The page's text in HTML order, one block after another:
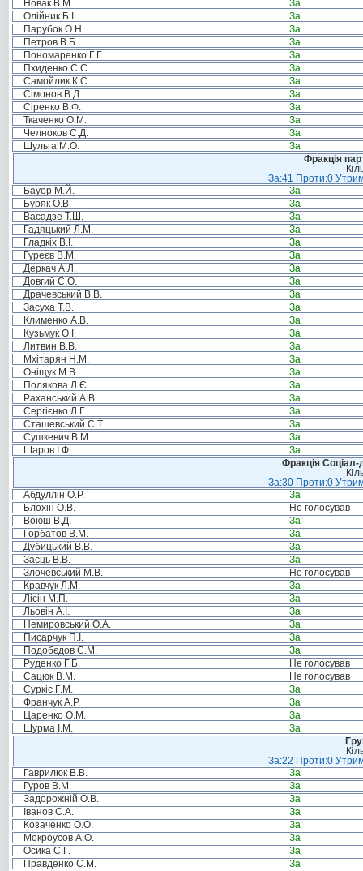
Новак В.М.
За
Олійник Б.І.
За
Парубок О.Н.
За
Петров В.Б.
За
Пономаренко Г.Г.
За
Пхиденко С.С.
За
Самойлик К.С.
За
Сімонов В.Д.
За
Сіренко В.Ф.
За
Ткаченко О.М.
За
Челноков С.Д.
За
Шульга М.О.
За
Фракція
За:41 Проти:0
Бауер М.Й.
За
Буряк О.В.
За
Васадзе Т.Ш.
За
Гадяцький Л.М.
За
Гладкіх В.І.
За
Гуреєв В.М.
За
Деркач А.Л.
За
Довгий С.О.
За
Драчевський В.В.
За
Засуха Т.В.
За
Клименко А.В.
За
Кузьмук О.І.
За
Литвин В.В.
За
Мхітарян Н.М.
За
Оніщук М.В.
За
Полякова Л.Є.
За
Раханський А.В.
За
Сергієнко Л.Г.
За
Сташевський С.Т.
За
Сушкевич В.М.
За
Шаров І.Ф.
За
Фракція Соціал-
За:30 Проти:0
Абдуллін О.Р.
За
Блохін О.В.
Не голосував
Воюш В.Д.
За
Горбатов В.М.
За
Дубицький В.В.
За
Заєць В.В.
За
Злочевський М.В.
Не голосував
Кравчук Л.М.
За
Лісін М.П.
За
Льовін А.І.
За
Немировський О.А.
За
Писарчук П.І.
За
Подобєдов С.М.
За
Руденко Г.Б.
Не голосував
Сацюк В.М.
Не голосував
Суркіс Г.М.
За
Франчук А.Р.
За
Царенко О.М.
За
Шурма І.М.
За
За:22 Проти:0
Гаврилюк В.В.
За
Гуров В.М.
За
Задорожній О.В.
За
Іванов С.А.
За
Козаченко О.О.
За
Мокроусов А.О.
За
Осика С.Г.
За
Правденко С.М.
За